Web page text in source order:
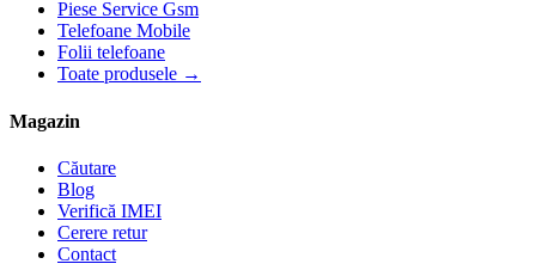
Piese Service Gsm
Telefoane Mobile
Folii telefoane
Toate produsele →
Magazin
Căutare
Blog
Verifică IMEI
Cerere retur
Contact